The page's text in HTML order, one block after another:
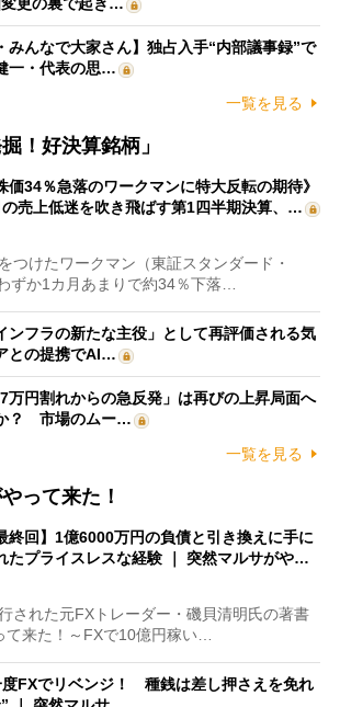
更の裏で起き…
みんなで大家さん】独占入手“内部議事録”で
一・代表の思…
一覧を見る
！好決算銘柄」
価34％急落のワークマンに特大反転の期待》
売上低迷を吹き飛ばす第1四半期決算、…
けたワークマン（東証スタンダード・
ずか1カ月あまりで約34％下落…
ンフラの新たな主役」として再評価される気
との提携でAI…
万円割れからの急反発」は再びの上昇局面へ
？ 市場のムー…
一覧を見る
って来た！
終回】1億6000万円の負債と引き換えに手に
たプライスレスな経験 ｜ 突然マルサがや…
された元FXトレーダー・磯貝清明氏の著書
て来た！～FXで10億円稼い…
度FXでリベンジ！ 種銭は差し押さえを免れ